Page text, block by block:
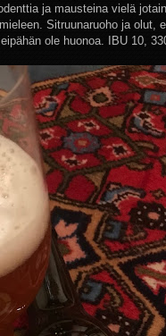
ja mausteina vielä
Sitruunaruoho ja olut,
ole huonoa. IBU 10,